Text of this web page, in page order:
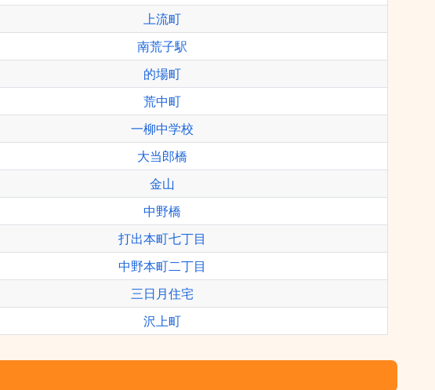
上流町
南荒子駅
的場町
荒中町
一柳中学校
大当郎橋
金山
中野橋
打出本町七丁目
中野本町二丁目
三日月住宅
沢上町